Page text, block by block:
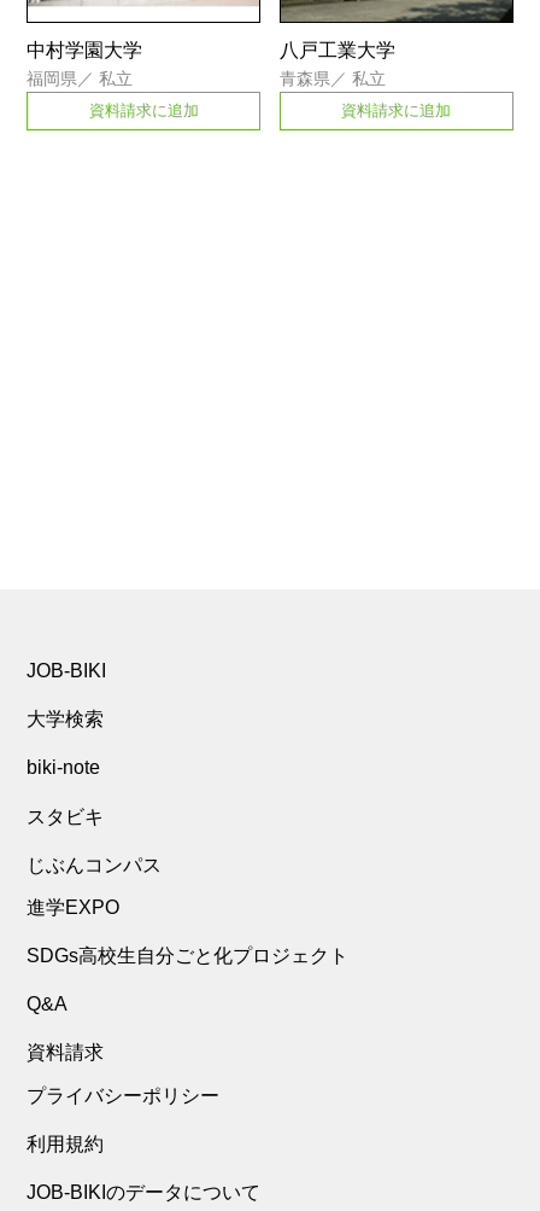
中村学園大学
福岡県 ／私立
資料請求に追加
八戸工業大学
青森県 ／私立
資料請求に追加
JOB-BIKI
大学検索
biki-note
スタビキ
じぶんコンパス
進学EXPO
SDGs高校生自分ごと化プロジェクト
Q&A
資料請求
プライバシーポリシー
利用規約
JOB-BIKIのデータについて